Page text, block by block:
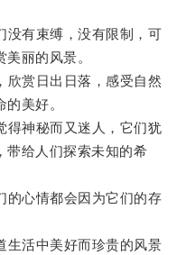
有束缚，没有限制，可
丽的风景。
赏日出日落，感受自然
美好。
神秘而又迷人，它们犹
带给人们探索未知的希
心情都会因为它们的存
活中美好而珍贵的风景